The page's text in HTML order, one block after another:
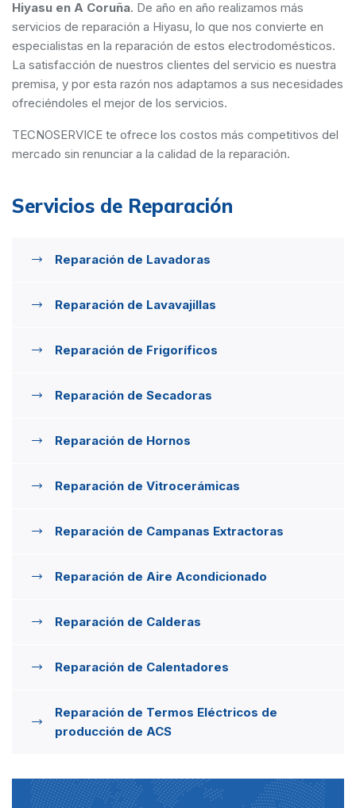
Hiyasu en A Coruña. De año en año realizamos más
servicios de reparación a Hiyasu, lo que nos convierte en
especialistas en la reparación de estos electrodomésticos.
La satisfacción de nuestros clientes del servicio es nuestra
premisa, y por esta razón nos adaptamos a sus necesidades
ofreciéndoles el mejor de los servicios.
TECNOSERVICE te ofrece los costos más competitivos del
mercado sin renunciar a la calidad de la reparación.
Servicios de Reparación
Reparación de Lavadoras
Reparación de Lavavajillas
Reparación de Frigoríficos
Reparación de Secadoras
Reparación de Hornos
Reparación de Vitrocerámicas
Reparación de Campanas Extractoras
Reparación de Aire Acondicionado
Reparación de Calderas
Reparación de Calentadores
Reparación de Termos Eléctricos de
producción de ACS